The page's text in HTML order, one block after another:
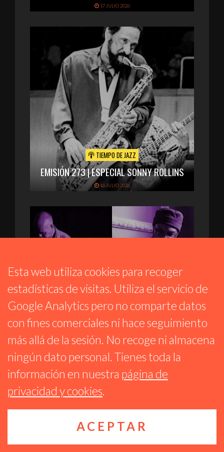
17 JULIO 2026
TIEMPO DE JAZZ
EMISIÓN 273 | ESPECIAL SONNY ROLLINS
16 JULIO 2026
RARAS MÚSICAS
EMISIÓN 266
Algunos derechos reservados CC BY-NC-SA 4.0
Esta web utiliza cookies para recoger
estadísticas de visitas. Utiliza el servicio de
Google Analytics pero no comparte datos
con fines comerciales ni hace seguimiento
más allá de la sesión. No recoge ni almacena
ningún dato personal. Tienes toda la
información en nuestra página de
privacidad y cookies.
ACEPTAR